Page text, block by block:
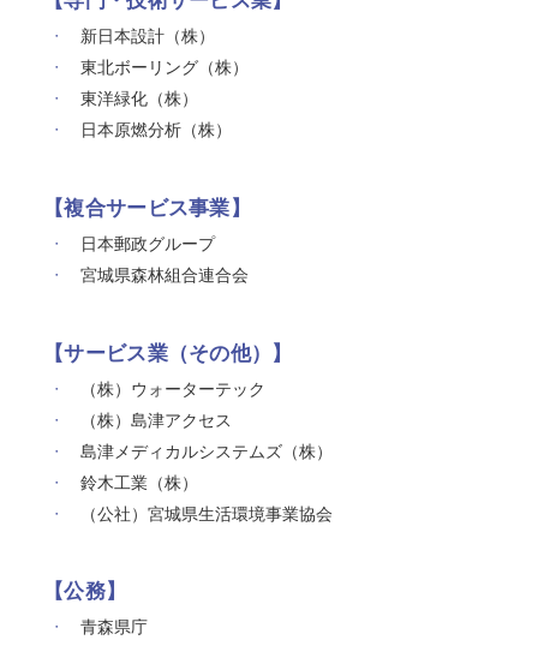
新日本設計（株）
東北ボーリング（株）
東洋緑化（株）
日本原燃分析（株）
【複合サービス事業】
日本郵政グループ
宮城県森林組合連合会
【サービス業（その他）】
（株）ウォーターテック
（株）島津アクセス
島津メディカルシステムズ（株）
鈴木工業（株）
（公社）宮城県生活環境事業協会
【公務】
青森県庁